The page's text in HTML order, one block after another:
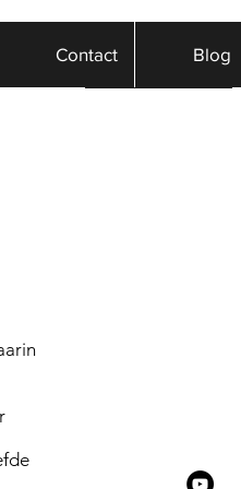
Contact Blog